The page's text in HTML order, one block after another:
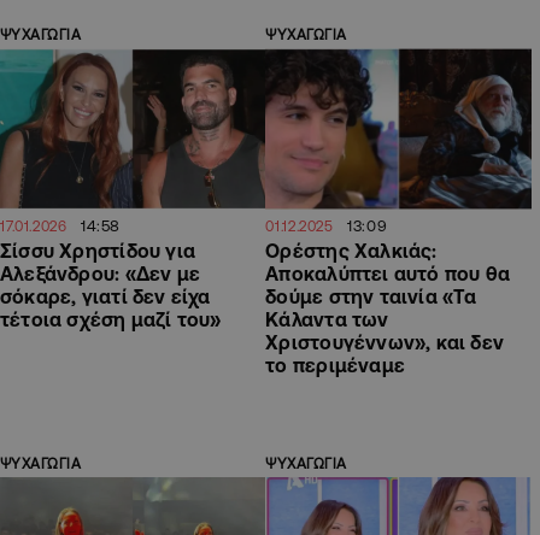
ΨΥΧΑΓΩΓΙΑ
17.01.2026 14:58
Σίσσυ Χρηστίδου για
Αλεξάνδρου: «Δεν με
σόκαρε, γιατί δεν είχα
τέτοια σχέση μαζί του»
ΨΥΧΑΓΩΓΙΑ
01.12.2025 13:09
Ορέστης Χαλκιάς:
Aποκαλύπτει αυτό που θα
δούμε στην ταινία «Τα
Κάλαντα των
Χριστουγέννων», και δεν
το περιμέναμε
ΨΥΧΑΓΩΓΙΑ ΨΥΧΑΓΩΓΙΑ